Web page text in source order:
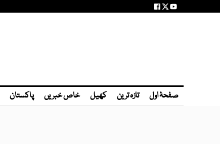
صفحۂ اول تازہ ترین کھیل خاص خبریں پاکستان